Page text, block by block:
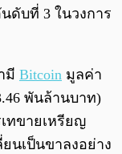
ดับที่ 3 ในวงการ
มี Bitcoin มูลค่า
พันล้านบาท)
เทขายเหรียญ
นเป็นขาลงอย่าง